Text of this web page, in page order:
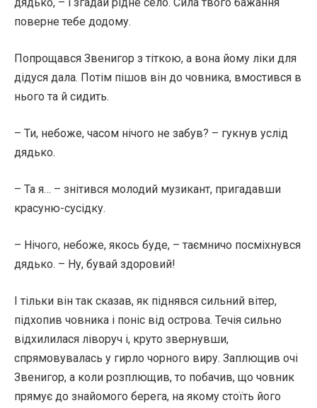
поверне тебе додому.
Попрощався Звенигор з тіткою, а вона йому ліки для
дідуся дала. Потім пішов він до човника, вмостився в
нього та й сидить.
– Ти, небоже, часом нічого не забув? – гукнув услід
дядько.
– Та я… – знітився молодий музикант, пригадавши
красуню-сусідку.
– Нічого, небоже, якось буде, – таємничо посміхнувся
дядько. – Ну, бувай здоровий!
І тільки він так сказав, як піднявся сильний вітер,
підхопив човника і поніс від острова. Течія сильно
відхилилася ліворуч і, круто звернувши,
спрямовувалась у гирло чорного виру. Заплющив очі
Звенигор, а коли розплющив, то побачив, що човник
прямує до знайомого берега, на якому стоїть його